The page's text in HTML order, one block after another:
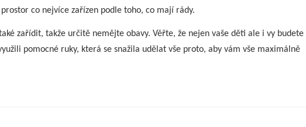
co nejvíce zařízen podle toho, co mají rády.
zařídit, takže určitě nemějte obavy. Věřte, že nejen vaše děti ale i vy budete
pomocné ruky, která se snažila udělat vše proto, aby vám vše maximálně